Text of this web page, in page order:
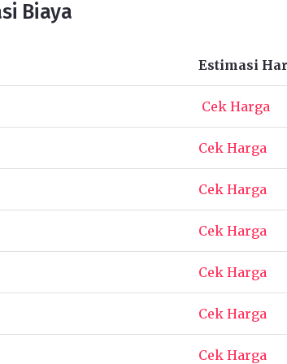
Biaya
Estimasi
Cek Harga
Cek Harga
Cek Harga
Cek Harga
Cek Harga
Cek Harga
Cek Harga